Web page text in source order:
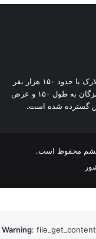
شهرستان قشم شامل جزیره‌های قشم، هنگام و لارک با حدود ۱۵۰ هزار نفر
جمعیت از تنگه هرمز به موازات ساحل استان هرمزگان به طول ۱۵۰ و عرض
محفوظ است.
Warning: